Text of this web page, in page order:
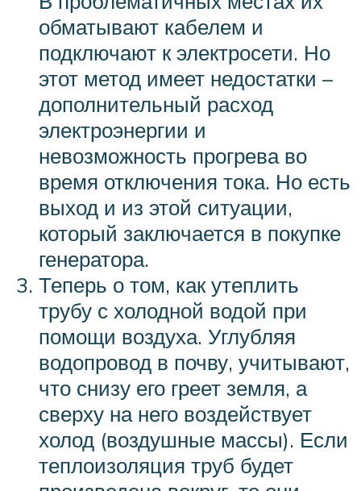
обматывают кабелем и
подключают к электросети. Но
этот метод имеет недостатки –
дополнительный расход
электроэнергии и
невозможность прогрева во
время отключения тока. Но есть
выход и из этой ситуации,
который заключается в покупке
генератора.
Теперь о том, как утеплить
трубу с холодной водой при
помощи воздуха. Углубляя
водопровод в почву, учитывают,
что снизу его греет земля, а
сверху на него воздействует
холод (воздушные массы). Если
теплоизоляция труб будет